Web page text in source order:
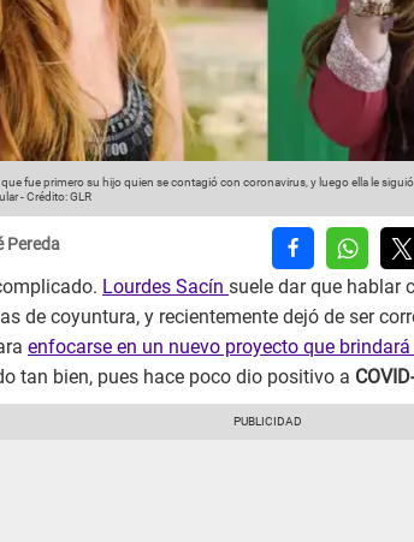
que fue primero su hijo quien se contagió con coronavirus, y luego ella le
-Crédito: GLR
Pereda
Lourdes Sacín suele dar que hablar
de coyuntura, y recientemente dejó de ser
enfocarse en un nuevo proyecto que brindará
tan bien, pues hace poco dio positivo a